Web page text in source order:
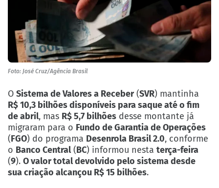
Foto: José Cruz/Agência Brasil
O Sistema de Valores a Receber(SVR) mantinha
R$ 10,3 bilhões disponíveis para saque até o fim
de abril, mas R$ 5,7 bilhões desse montante já
migraram para o Fundo de Garantia de Operações
(FGO) do programa Desenrola Brasil 2.0, conforme
o Banco Central(BC) informou nesta terça-feira
(9). O valor total devolvido pelo sistema desde
sua criação alcançou R$ 15 bilhões.